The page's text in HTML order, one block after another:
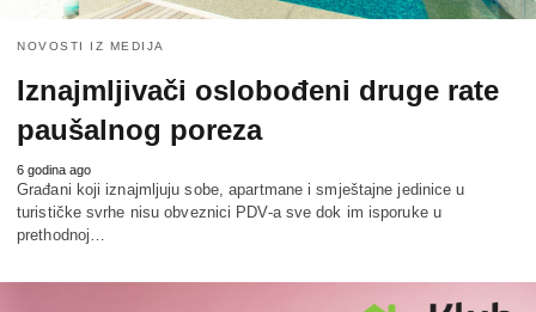
NOVOSTI IZ MEDIJA
Iznajmljivači oslobođeni druge rate
paušalnog poreza
6 godina ago
Građani koji iznajmljuju sobe, apartmane i smještajne jedinice u
turističke svrhe nisu obveznici PDV-a sve dok im isporuke u
prethodnoj…